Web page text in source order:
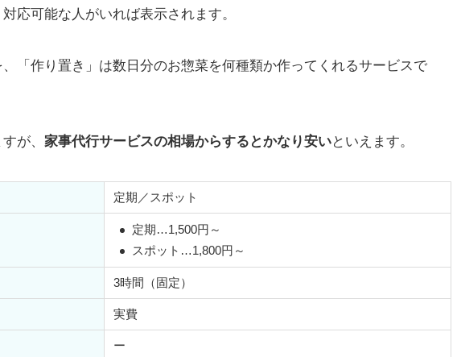
対応可能な人がいれば表示されます。
「作り置き」は数日分のお惣菜を何種類か作ってくれるサービスで
が、 家事代行サービスの相場からするとかなり安いといえます。
定期／スポット
定期…1,500円～
スポット …1,800円～
3時間（固定）
実費
ー